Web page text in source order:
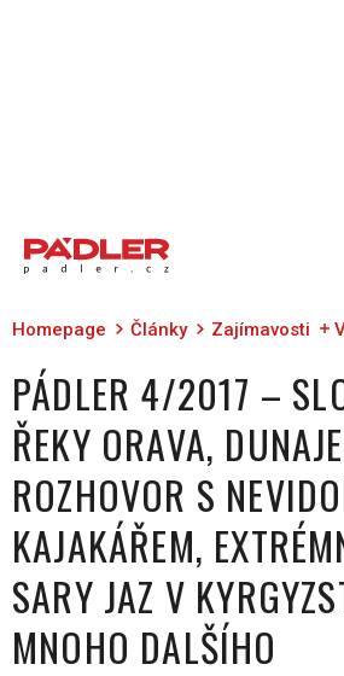
Homepage Články Zajímavosti
PÁDLER 4/2017 –
ŘEKY ORAVA,
ROZHOVOR S
KAJAKÁŘEM,
SARY JAZ V
MNOHO DALŠÍHO